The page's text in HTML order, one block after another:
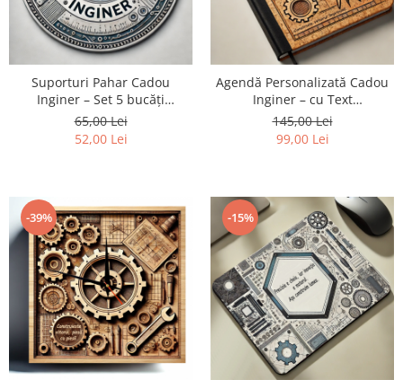
Cadre Didactice
Suporturi Pahar Cadou
Inginer – Set 5 bucăți
Personalizate
65,00 Lei
52,00 Lei
Agendă Personalizată Cadou
Inginer – cu Text
Personalizabil
145,00 Lei
99,00 Lei
-39% -15%